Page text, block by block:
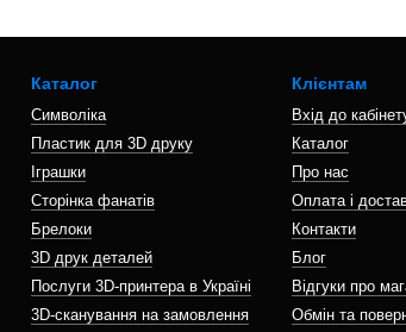
Каталог
Символіка
Пластик для 3D друку
Іграшки
Сторінка фанатів
Брелоки
3D друк деталей
Послуги 3D-принтера в Україні
3D-сканування на замовлення
Клієнтам
Вхід до
Каталог
Про нас
Оплата і
Контакти
Блог
Відгуки про
Обмін та